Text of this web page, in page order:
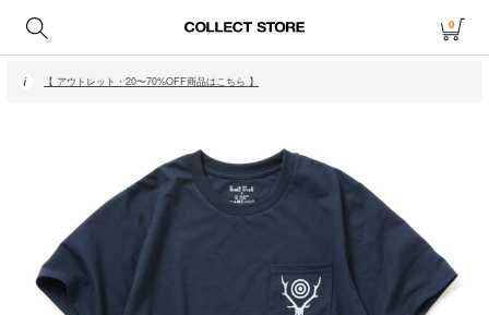
0
【 月〜金14時、土日祝12時までにご注文で当日発送・発送無休 】
【 アウトレット・20〜70%OFF商品はこちら 】
【 月〜金14時、土日祝12時までにご注文で当日発送・発送無休 】